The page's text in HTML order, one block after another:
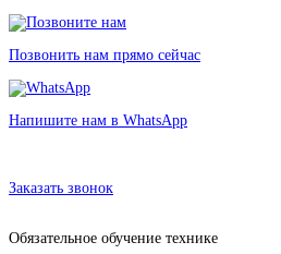
Позвонить нам прямо сейчас
Напишите нам в WhatsApp
Заказать звонок
Обязательное обучение технике